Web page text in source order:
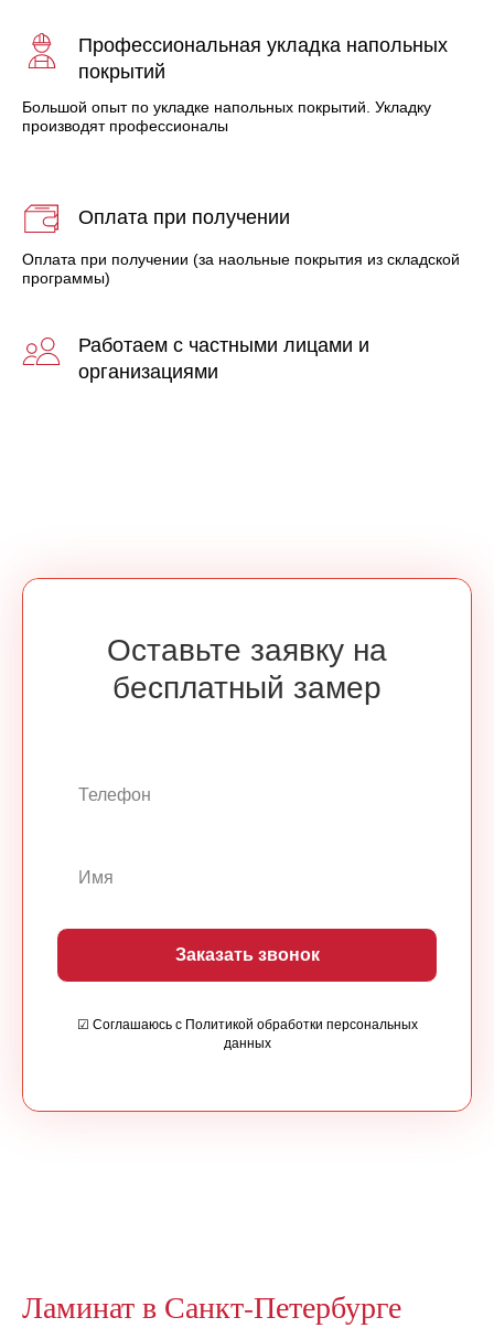
Профессиональная укладка напольных
покрытий
Большой опыт по укладке напольных покрытий. Укладку
производят профессионалы
Оплата при получении
Оплата при получении (за наольные покрытия из складской
программы)
Работаем с частными лицами и
организациями
Оставьте заявку на
бесплатный замер
Заказать звонок
☑ Соглашаюсь с Политикой обработки персональных
данных
Ламинат в Санкт-Петербурге